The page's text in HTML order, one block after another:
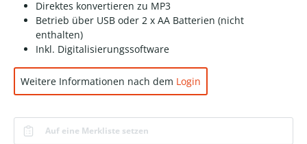
Direktes konvertieren zu MP3
Betrieb über USB oder 2 x AA Batterien (nicht
enthalten)
Inkl. Digitalisierungssoftware
Weitere Informationen nach dem Login
Auf eine Merkliste setzen